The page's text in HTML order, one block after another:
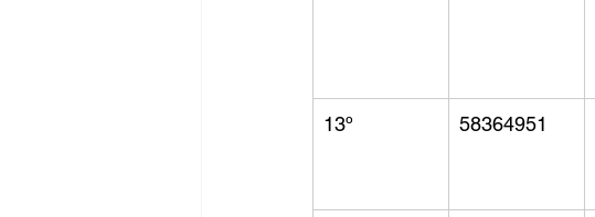
13º 58364951